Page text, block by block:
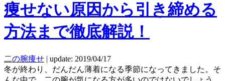
痩せない原因から引き締める
方法まで徹底解説！
二の腕痩せ | update: 2019/04/17
冬が終わり、だんだん薄着になる季節になってきました。そ